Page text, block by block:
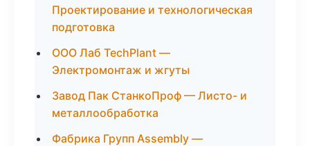
Проектирование и технологическая
подготовка
ООО Лаб TechPlant —
Электромонтаж и жгуты
Завод Пак СтанкоПроф — Листо- и
металлообработка
Фабрика Групп Assembly —